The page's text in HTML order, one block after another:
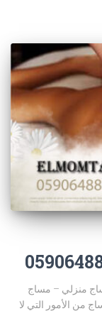
منزلي – مساج
من الأمور التي لا